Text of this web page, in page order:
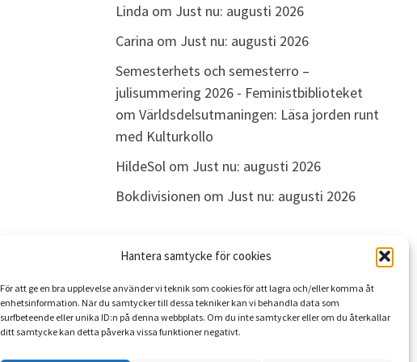
Hantera samtycke för cookies
För att ge en bra upplevelse använder vi teknik som cookies för att lagra och/eller komma åt
enhetsinformation. När du samtycker till dessa tekniker kan vi behandla data som
surfbeteende eller unika ID:n på denna webbplats. Om du inte samtycker eller om du återkallar
ditt samtycke kan detta påverka vissa funktioner negativt.
Linda om Just nu: augusti 2026
Carina om Just nu: augusti 2026
Semesterhets och semesterro –
julisummering 2026 - Feministbiblioteket
om Världsdelsutmaningen: Läsa jorden runt
med Kulturkollo
HildeSolom Just nu: augusti 2026
Bokdivisionen om Just nu: augusti 2026
ARKIV
Arkiv